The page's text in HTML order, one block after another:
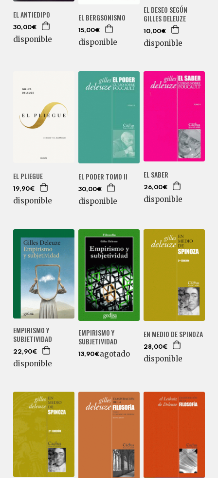
EL ANTIEDIPO
30,00€
disponible
EL BERGSONISMO
15,00€
disponible
EL DESEO SEGÚN
GILLES DELEUZE
10,00€
disponible
EL PLIEGUE
19,90€
disponible
EL PODER TOMO II
30,00€
disponible
EL SABER
26,00€
disponible
EMPIRISMO Y
SUBJETIVIDAD
22,90€
disponible
EMPIRISMO Y
SUBJETIVIDAD
13,90€agotado
EN MEDIO DE SPINOZA
28,00€
disponible